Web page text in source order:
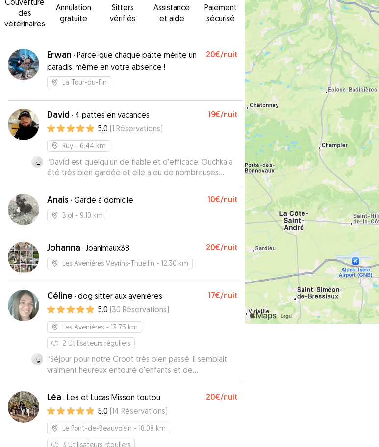
Couverture
des
vétérinaires
Annulation
gratuite
Sitters
vérifiés
Assistance
et aide
Paiement
sécurisé
Erwan · Parce-que chaque patte mérite un
paradis, même en votre absence !
20€/nuit
La Tour-du-Pin
David · 4 pattes en vacances 19€/nuit
5.0 (1 Réservations)
Ruy - 6.44 km
“David est quelqu’un de fiable et d’efficace. Ouchka a
été très bien gardée et elle a eu de nombreuses
balades !”
Anais · Garde à domicile 10€/nuit
Biol - 9.10 km
Johanna · Joanimaux38 20€/nuit
Les Avenières Veyrins-Thuellin - 12.30 km
Céline · dog sitter aux avenières 17€/nuit
5.0 (30 Réservations)
Les Avenières - 13.75 km
2 Utilisateurs réguliers
“Séjour pour notre Groot très bien passé, il semblait
vraiment heureux entouré d'enfants et de
congénères. Céline et sa famille ont été très
agréables et nous avons eut des nouvelles régulières.
Nous recommandons cette gentille famille pour sa
bienveillance et sa gentillesse.”
Léa · Lea et Lucas Misson toutou 20€/nuit
5.0 (14 Réservations)
Le Pont-de-Beauvoisin - 18.08 km
3 Utilisateurs réguliers